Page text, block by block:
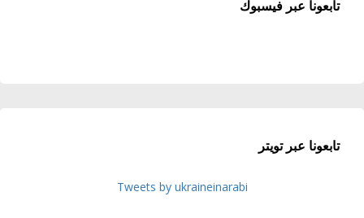
تابعونا عبر فيسبوك
تابعونا عبر تويتر
Tweets by ukraineinarabi